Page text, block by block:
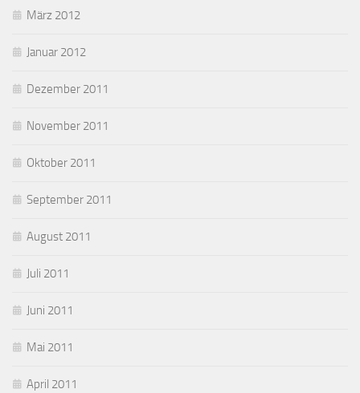
März 2012
Januar 2012
Dezember 2011
November 2011
Oktober 2011
September 2011
August 2011
Juli 2011
Juni 2011
Mai 2011
April 2011